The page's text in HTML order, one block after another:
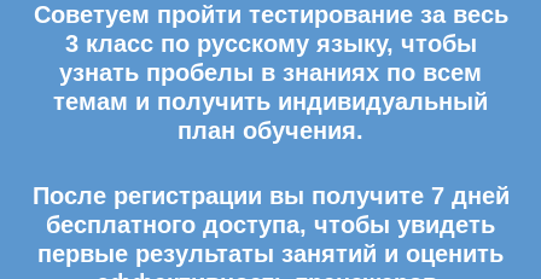
Советуем пройти тестирование за весь
3 класс по русскому языку, чтобы
узнать пробелы в знаниях по всем
темам и получить индивидуальный
план обучения.
После регистрации вы получите 7 дней
бесплатного доступа, чтобы увидеть
первые результаты занятий и оценить